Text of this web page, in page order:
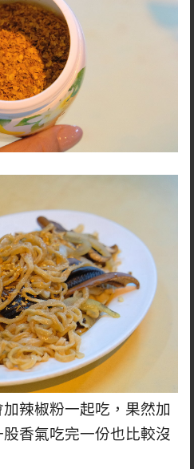
辣椒粉一起吃，果然加
香氣吃完一份也比較沒